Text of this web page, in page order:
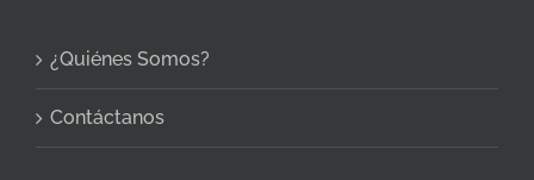
¿Quiénes Somos?
Contáctanos